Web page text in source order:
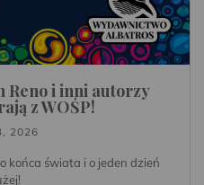
Reno i inni autorzy
z WOŚP!
2026
końca świata i o jeden dzień